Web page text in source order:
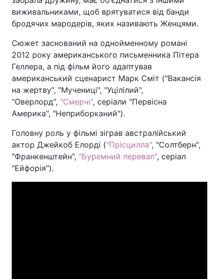
виживальниками, щоб врятуватися від банди
бродячих мародерів, яких називають Женцями.
Сюжет заснований на однойменному романі
2012 року американського письменника Пітера
Геллера, а під фільм його адаптував
американський сценарист Марк Сміт ("Вакансія
на жертву", "Мучениці", "Уцілілий",
"Оверлорд", "Смерчі", серіали "Первісна
Америка", "Неприборканий").
Головну роль у фільмі зіграв австралійський
актор Джейкоб Елорді ("Прісцилла", "Солтберн",
"Франкенштейн", "Буремний перевал", серіал
"Ейфорія").